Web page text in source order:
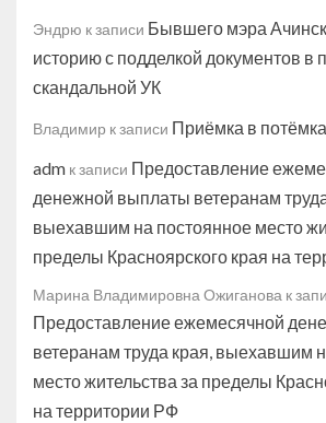
Эндрю к записи Бывшего мэра
историю с подделкой документов в
скандальной УК
Владимир к записи Приёмка в
adm к записи Предоставление
денежной выплаты ветеранам
выехавшим на постоянное место
пределы Красноярского края на
Марина Владимировна Ожиганова к
Предоставление ежемесячной
ветеранам труда края, выехавшим
место жительства за пределы
на территории РФ